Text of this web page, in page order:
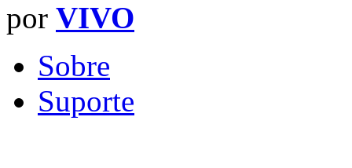
por VIVO
Sobre
Suporte